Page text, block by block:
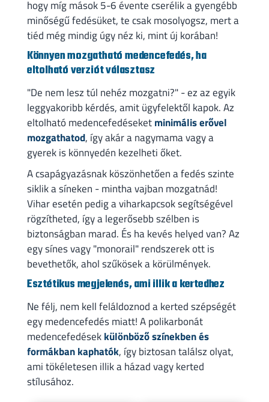
hogy míg mások 5-6 évente cserélik a gyengébb
minőségű fedésüket, te csak mosolyogsz, mert a
tiéd még mindig úgy néz ki, mint új korában!
Könnyen mozgatható medencefedés, ha
eltolható verziót választasz
"De nem lesz túl nehéz mozgatni?" - ez az egyik
leggyakoribb kérdés, amit ügyfelektől kapok. Az
eltolható medencefedéseketminimális erővel
mozgathatod, így akár a nagymama vagy a
gyerek is könnyedén kezelheti őket.
A csapágyazásnak köszönhetően a fedés szinte
siklik a síneken - mintha vajban mozgatnád!
Vihar esetén pedig a viharkapcsok segítségével
rögzítheted, így a legerősebb szélben is
biztonságban marad. És ha kevés helyed van? Az
egy sínes vagy "monorail" rendszerek ott is
bevethetők, ahol szűkösek a körülmények.
Esztétikus megjelenés, ami illik a kertedhez
Ne félj, nem kell feláldoznod a kerted szépségét
egy medencefedés miatt! A polikarbonát
medencefedésekkülönböző színekben és
formákban kaphatók, így biztosan találsz olyat,
ami tökéletesen illik a házad vagy kerted
stílusához.